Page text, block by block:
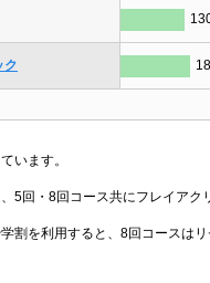
ク
います。
5回・8回コース共にフレイアク
割を利用すると、8回コースは